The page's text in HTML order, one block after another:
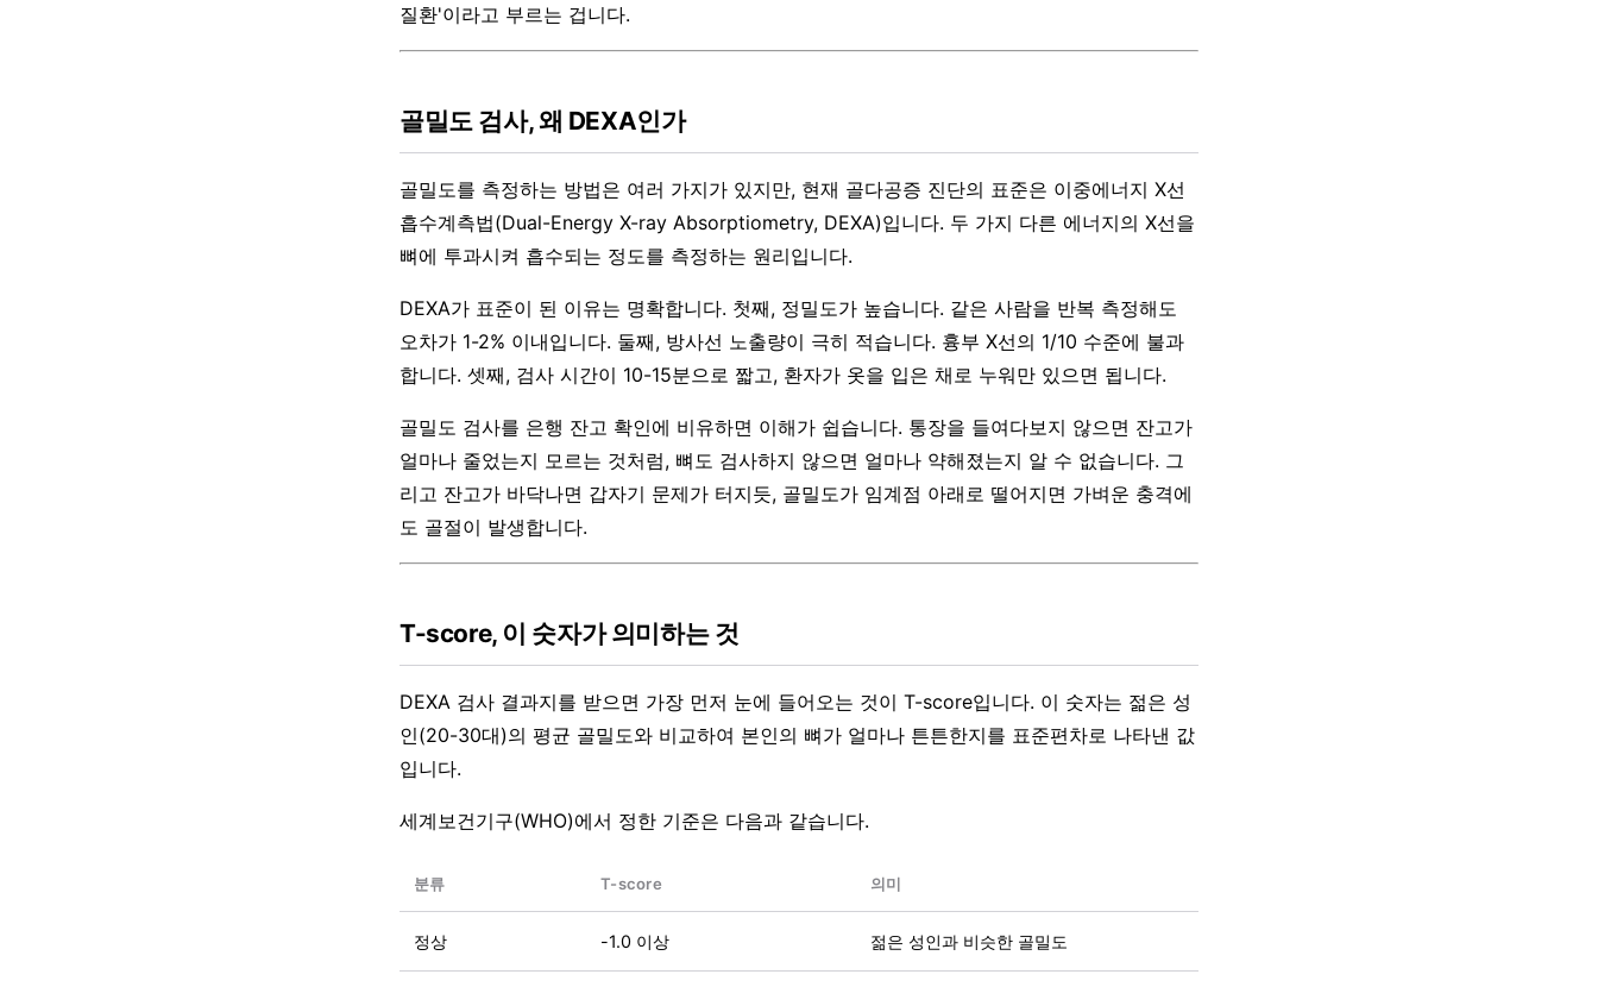
질환'이라고 부르는 겁니다.
골밀도 검사, 왜 DEXA인가
골밀도를 측정하는 방법은 여러 가지가 있지만, 현재 골다공증 진단의 표준은 이중에너지 X선
흡수계측법(Dual-Energy X-ray Absorptiometry, DEXA)입니다. 두 가지 다른 에너지의 X선을
뼈에 투과시켜 흡수되는 정도를 측정하는 원리입니다.
DEXA가 표준이 된 이유는 명확합니다. 첫째, 정밀도가 높습니다. 같은 사람을 반복 측정해도
오차가 1-2% 이내입니다. 둘째, 방사선 노출량이 극히 적습니다. 흉부 X선의 1/10 수준에 불과
합니다. 셋째, 검사 시간이 10-15분으로 짧고, 환자가 옷을 입은 채로 누워만 있으면 됩니다.
골밀도 검사를 은행 잔고 확인에 비유하면 이해가 쉽습니다. 통장을 들여다보지 않으면 잔고가
얼마나 줄었는지 모르는 것처럼, 뼈도 검사하지 않으면 얼마나 약해졌는지 알 수 없습니다. 그
리고 잔고가 바닥나면 갑자기 문제가 터지듯, 골밀도가 임계점 아래로 떨어지면 가벼운 충격에
도 골절이 발생합니다.
T-score, 이 숫자가 의미하는 것
DEXA 검사 결과지를 받으면 가장 먼저 눈에 들어오는 것이 T-score입니다. 이 숫자는 젊은 성
인(20-30대)의 평균 골밀도와 비교하여 본인의 뼈가 얼마나 튼튼한지를 표준편차로 나타낸 값
입니다.
세계보건기구(WHO)에서 정한 기준은 다음과 같습니다.
분류 T-score 의미
정상 -1.0 이상 젊은 성인과 비슷한 골밀도